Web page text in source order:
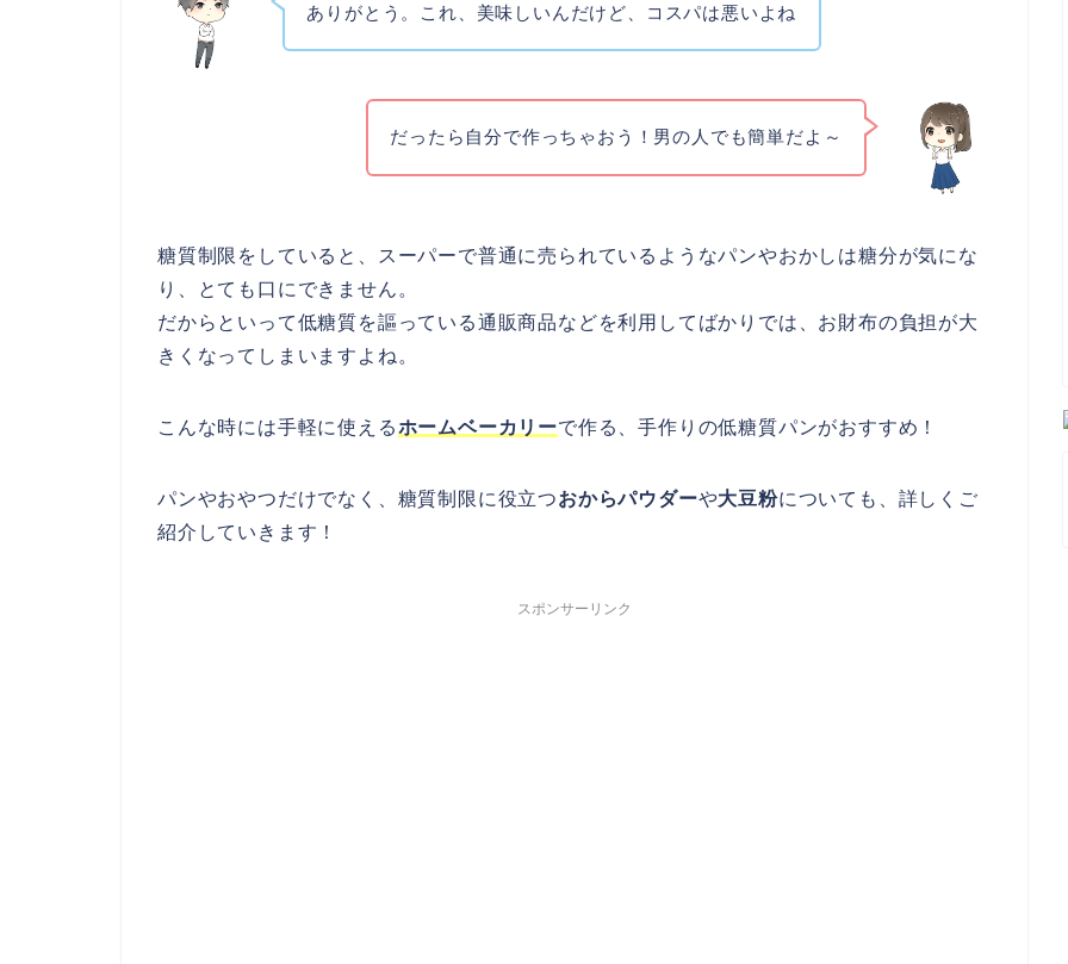
ありがとう。これ、美味しいんだけど、コスパは悪いよね
だったら自分で作っちゃおう！男の人でも簡単だよ～
糖質制限をしていると、スーパーで普通に売られているようなパンやおかしは糖分が気にな
り、とても口にできません。
だからといって低糖質を謳っている通販商品などを利用してばかりでは、お財布の負担が大
きくなってしまいますよね。
こんな時には手軽に使えるホームベーカリーで作る、手作りの低糖質パンがおすすめ！
パンやおやつだけでなく、糖質制限に役立つおからパウダーや大豆粉についても、詳しくご
紹介していきます！
スポンサーリンク